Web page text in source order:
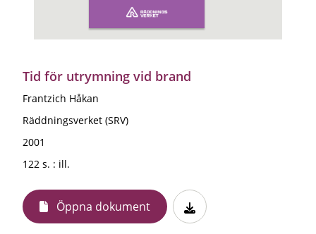
Tid för utrymning vid brand
Frantzich Håkan
Räddningsverket (SRV)
2001
122 s. : ill.
Öppna dokument